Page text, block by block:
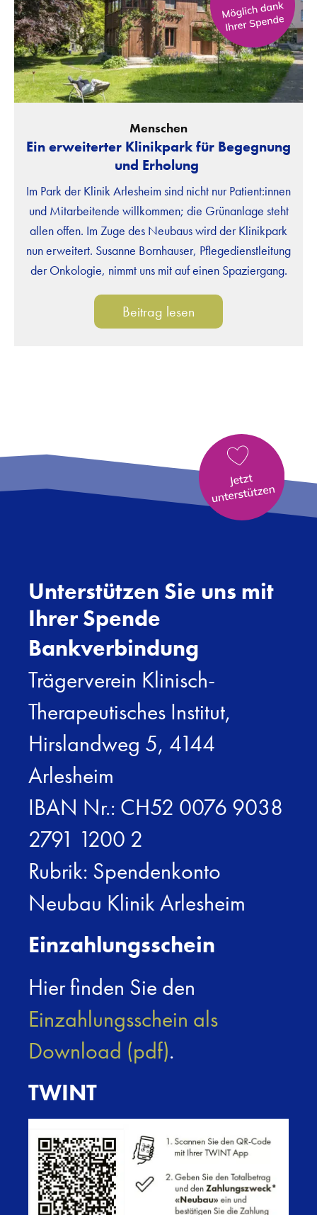
Menschen
Ein erweiterter Klinikpark für Begegnung
und Erholung
Im Park der Klinik Arlesheim sind nicht nur Patient:innen
und Mitarbeitende willkommen; die Grünanlage steht
allen offen. Im Zuge des Neubaus wird der Klinikpark
nun erweitert. Susanne Bornhauser, Pflegedienstleitung
der Onkologie, nimmt uns mit auf einen Spaziergang.
Beitrag lesen
Unterstützen Sie uns mit
Ihrer Spende
Bankverbindung
Trägerverein Klinisch-
Therapeutisches Institut,
Hirslandweg 5, 4144
Arlesheim
IBAN Nr.: CH52 0076 9038
2791 1200 2
Rubrik: Spendenkonto
Neubau Klinik Arlesheim
Einzahlungsschein
Hier finden Sie den
Einzahlungsschein als
Download (pdf).
TWINT